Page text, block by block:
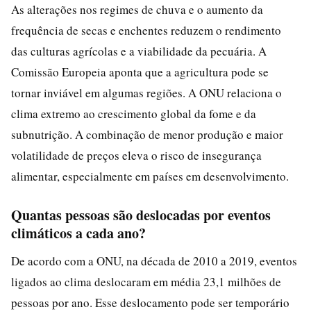
As alterações nos regimes de chuva e o aumento da
frequência de secas e enchentes reduzem o rendimento
das culturas agrícolas e a viabilidade da pecuária. A
Comissão Europeia aponta que a agricultura pode se
tornar inviável em algumas regiões. A ONU relaciona o
clima extremo ao crescimento global da fome e da
subnutrição. A combinação de menor produção e maior
volatilidade de preços eleva o risco de insegurança
alimentar, especialmente em países em desenvolvimento.
Quantas pessoas são deslocadas por eventos
climáticos a cada ano?
De acordo com a ONU, na década de 2010 a 2019, eventos
ligados ao clima deslocaram em média 23,1 milhões de
pessoas por ano. Esse deslocamento pode ser temporário